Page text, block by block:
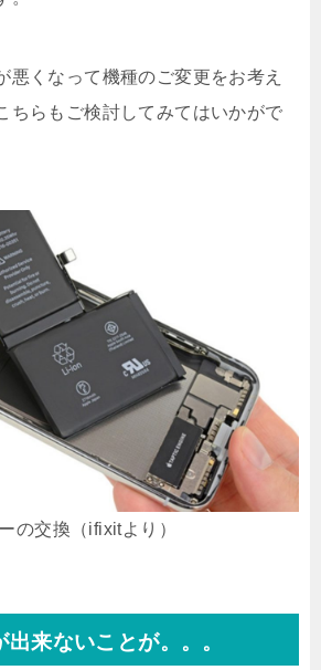
悪くなって機種のご変更をお考え
ちらもご検討してみてはいかがで
の交換（ifixitより）
出来ないことが。。。